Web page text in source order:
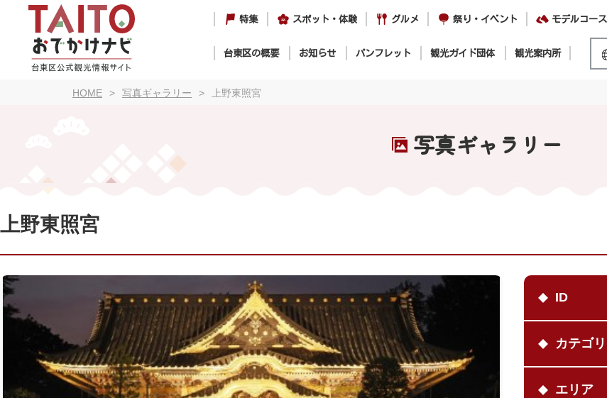
特集 スポット・体験 グルメ 祭り・イベント モデルコース
台東区の概要 お知らせ パンフレット 観光ガイド団体 観光案内所
HOME 写真ギャラリー 上野東照宮
写真ギャラリー
上野東照宮
ID
カテゴリ
エリア